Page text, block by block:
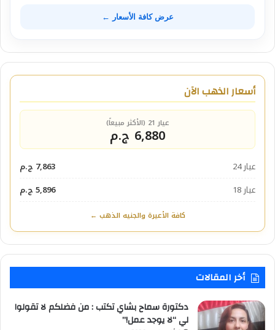
عرض كافة الأسعار ←
أسعار الذهب الآن
عيار 21 (الأكثر مبيعاً)
6,880 ج.م
عيار 24
7,863 ج.م
عيار 18
5,896 ج.م
كافة الأعيرة والجنيه الذهب ←
أخر المقالات
دكتورة سماح بشاي تكتب : من فضلكم لا تقولوا
لي “لا يوجد عمل!”